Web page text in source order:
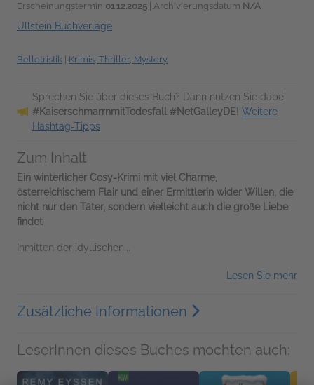
Erscheinungstermin 01.12.2025 | Archivierungsdatum N/A
Ullstein Buchverlage
Belletristik Krimis, Thriller, Mystery
Sprechen Sie über dieses Buch? Dann nutzen Sie dabei
#KaiserschmarrnmitTodesfall #NetGalleyDE! Weitere
Hashtag-Tipps
Zum Inhalt
Ein winterlicher Cosy-Krimi mit viel Charme,
österreichischem Flair und einer Ermittlerin wider Willen, die
nicht nur den Täter, sondern vielleicht auch die große Liebe
findet
Inmitten der idyllischen...
Lesen Sie mehr
Zusätzliche Informationen
LeserInnen dieses Buches mochten auch: